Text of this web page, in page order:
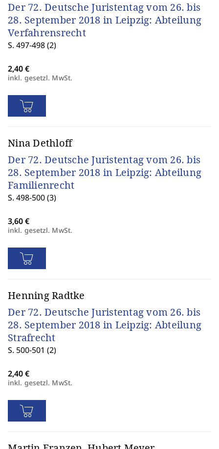
Der 72. Deutsche Juristentag vom 26. bis
28. September 2018 in Leipzig: Abteilung
Verfahrensrecht
S. 497-498 (2)
inkl. gesetzl. MwSt.
Nina Dethloff
Der 72. Deutsche Juristentag vom 26. bis
28. September 2018 in Leipzig: Abteilung
Familienrecht
S. 498-500 (3)
inkl. gesetzl. MwSt.
Henning Radtke
Der 72. Deutsche Juristentag vom 26. bis
28. September 2018 in Leipzig: Abteilung
Strafrecht
S. 500-501 (2)
inkl. gesetzl. MwSt.